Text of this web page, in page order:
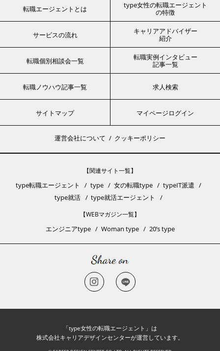
転職エージェントとは
type女性の転職エージェント
の特徴
サービスの流れ
キャリアアドバイザー
紹介
転職個別相談会一覧
転職実例インタビュー
記事一覧
転職ノウハウ記事一覧 求人検索
サイトマップ マイページログイン
運営会社について クッキーポリシー
【関連サイト一覧】
type転職エージェント type 女の転職type
typeIT派遣
type就活
type就活エージェント
【WEBマガジン一覧】
エンジニアtype Woman type 20’s type
「type女性の転職エージェント」は
株式会社キャリアデザインセンターが運営しています。